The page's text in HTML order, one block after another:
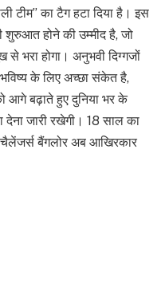
टीम” का टैग हटा दिया है। इस
होने की उम्मीद है, जो
भरा होगा। अनुभवी दिग्गजों
के लिए अच्छा संकेत है,
आगे बढ़ाते हुए दुनिया भर के
जारी रखेगी। 18 साल का
चैलेंजर्स बैंगलोर अब आखिरकार